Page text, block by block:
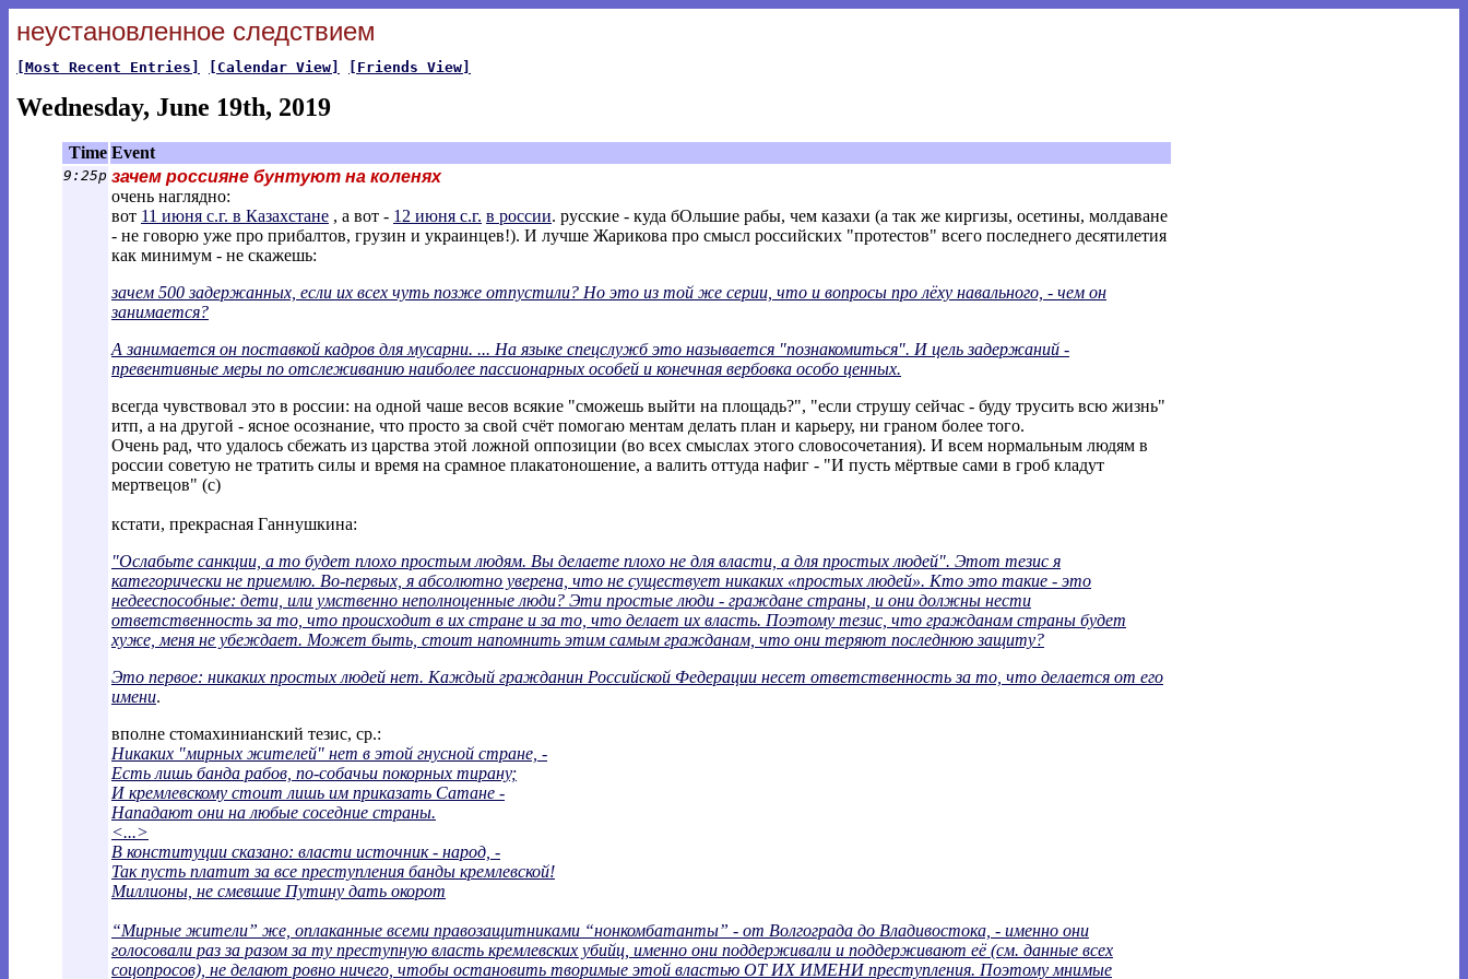
неустановленное следствием
[Most Recent Entries] [Calendar View] [Friends View]
Wednesday, June 19th, 2019
Time Event
9:25p зачем россияне бунтуют на коленях
очень наглядно:
вот 11 июня с.г. в Казахстане , а вот - 12 июня с.г. в россии. русские - куда бОльшие рабы, чем казахи (а так же киргизы, осетины, молдаване
- не говорю уже про прибалтов, грузин и украинцев!). И лучше Жарикова про смысл российских "протестов" всего последнего десятилетия
как минимум - не скажешь:
зачем 500 задержанных, если их всех чуть позже отпустили? Но это из той же серии, что и вопросы про лёху навального, - чем он
занимается?
А занимается он поставкой кадров для мусарни. ... На языке спецслужб это называется "познакомиться". И цель задержаний -
превентивные меры по отслеживанию наиболее пассионарных особей и конечная вербовка особо ценных.
всегда чувствовал это в россии: на одной чаше весов всякие "сможешь выйти на площадь?", "если струшу сейчас - буду трусить всю жизнь"
итп, а на другой - ясное осознание, что просто за свой счёт помогаю ментам делать план и карьеру, ни граном более того.
Очень рад, что удалось сбежать из царства этой ложной оппозиции (во всех смыслах этого словосочетания). И всем нормальным людям в
россии советую не тратить силы и время на срамное плакатоношение, а валить оттуда нафиг - "И пусть мёртвые сами в гроб кладут
мертвецов" (с)
кстати, прекрасная Ганнушкина:
"Ослабьте санкции, а то будет плохо простым людям. Вы делаете плохо не для власти, а для простых людей". Этот тезис я
категорически не приемлю. Во-первых, я абсолютно уверена, что не существует никаких «простых людей». Кто это такие - это
недееспособные: дети, или умственно неполноценные люди? Эти простые люди - граждане страны, и они должны нести
ответственность за то, что происходит в их стране и за то, что делает их власть. Поэтому тезис, что гражданам страны будет
хуже, меня не убеждает. Может быть, стоит напомнить этим самым гражданам, что они теряют последнюю защиту?
Это первое: никаких простых людей нет. Каждый гражданин Российской Федерации несет ответственность за то, что делается от его
имени.
вполне стомахинианский тезис, ср.:
Никаких "мирных жителей" нет в этой гнусной стране, -
Есть лишь банда рабов, по-собачьи покорных тирану;
И кремлевскому стоит лишь им приказать Сатане -
Нападают они на любые соседние страны.
<...>
В конституции сказано: власти источник - народ, -
Так пусть платит за все преступления банды кремлевской!
Миллионы, не смевшие Путину дать окорот
“Мирные жители” же, оплаканные всеми правозащитниками “нонкомбатанты” - от Волгограда до Владивостока, - именно они
голосовали раз за разом за ту преступную власть кремлевских убийц, именно они поддерживали и поддерживают её (см. данные всех
соцопросов), не делают ровно ничего, чтобы остановить творимые этой властью ОТ ИХ ИМЕНИ преступления. Поэтому мнимые